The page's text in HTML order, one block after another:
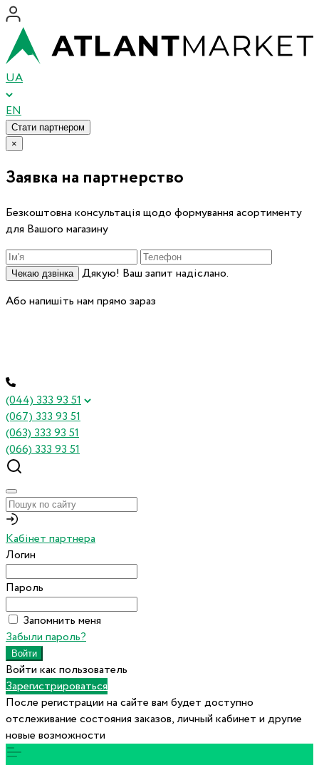
UA
EN
Стати партнером
×
Заявка на партнерство
Безкоштовна консультація щодо формування асортименту
для Вашого магазину
Чекаю дзвінка
Дякую! Ваш запит надіслано.
Або напишіть нам прямо зараз
(044) 333 93 51
(067) 333 93 51
(063) 333 93 51
(066) 333 93 51
Кабінет партнера
Логин
Пароль
Запомнить меня
Забыли пароль?
Войти как пользователь
Зарегистрироваться
После регистрации на сайте вам будет доступно
отслеживание состояния заказов, личный кабинет и другие
новые возможности